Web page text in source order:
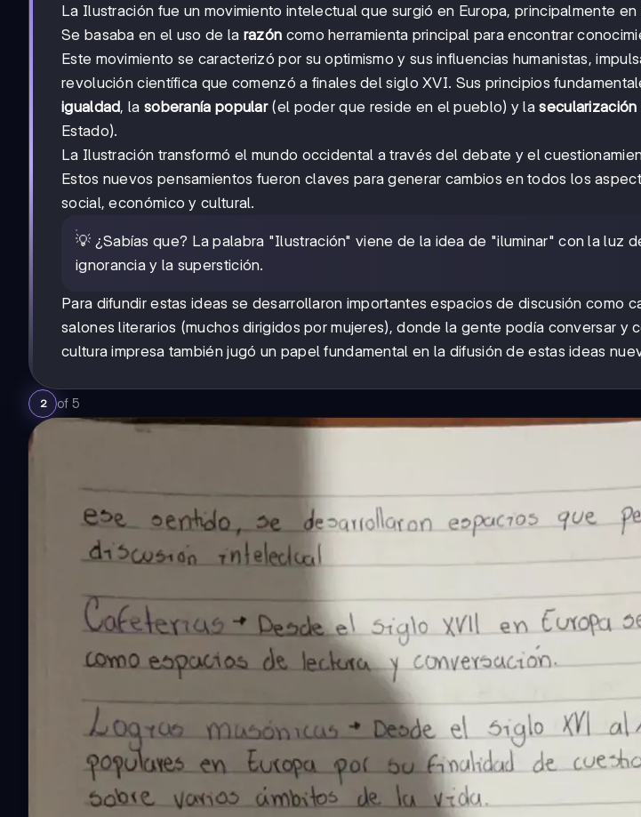
La Ilustración fue un movimiento intelectual que surgió en Europa, principalmente
Se basaba en el uso de la razón como herramienta principal para encontrar
Este movimiento se caracterizó por su optimismo y sus influencias humanistas,
revolución científica que comenzó a finales del siglo XVI. Sus principios
igualdad, la soberanía popular(el poder que reside en el pueblo) y lasecularización
Estado).
La Ilustración transformó el mundo occidental a través del debate y el
Estos nuevos pensamientos fueron claves para generar cambios en todos los
social, económico y cultural.
💡 ¿Sabías que? La palabra "Ilustración" viene de la idea de "iluminar" con la luz
ignorancia y la superstición.
Para difundir estas ideas se desarrollaron importantes espacios de discusión como
salones literarios (muchos dirigidos por mujeres), donde la gente podía conversar y
cultura impresa también jugó un papel fundamental en la difusión de estas ideas
2 of 5